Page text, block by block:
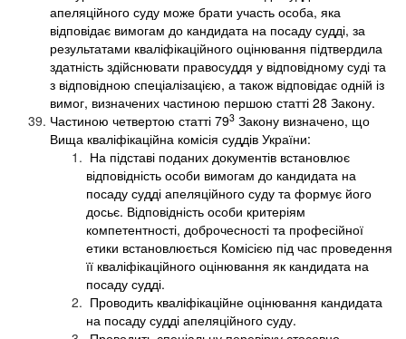
апеляційного суду може брати участь особа, яка
відповідає вимогам до кандидата на посаду судді, за
результатами кваліфікаційного оцінювання підтвердила
здатність здійснювати правосуддя у відповідному суді та
з відповідною спеціалізацією, а також відповідає одній із
вимог, визначених частиною першою статті 28 Закону.
Частиною четвертою статті 793 Закону визначено, що
Вища кваліфікаційна комісія суддів України:
На підставі поданих документів встановлює
відповідність особи вимогам до кандидата на
посаду судді апеляційного суду та формує його
досьє. Відповідність особи критеріям
компетентності, доброчесності та професійної
етики встановлюється Комісією під час проведення
її кваліфікаційного оцінювання як кандидата на
посаду судді.
Проводить кваліфікаційне оцінювання кандидата
на посаду судді апеляційного суду.